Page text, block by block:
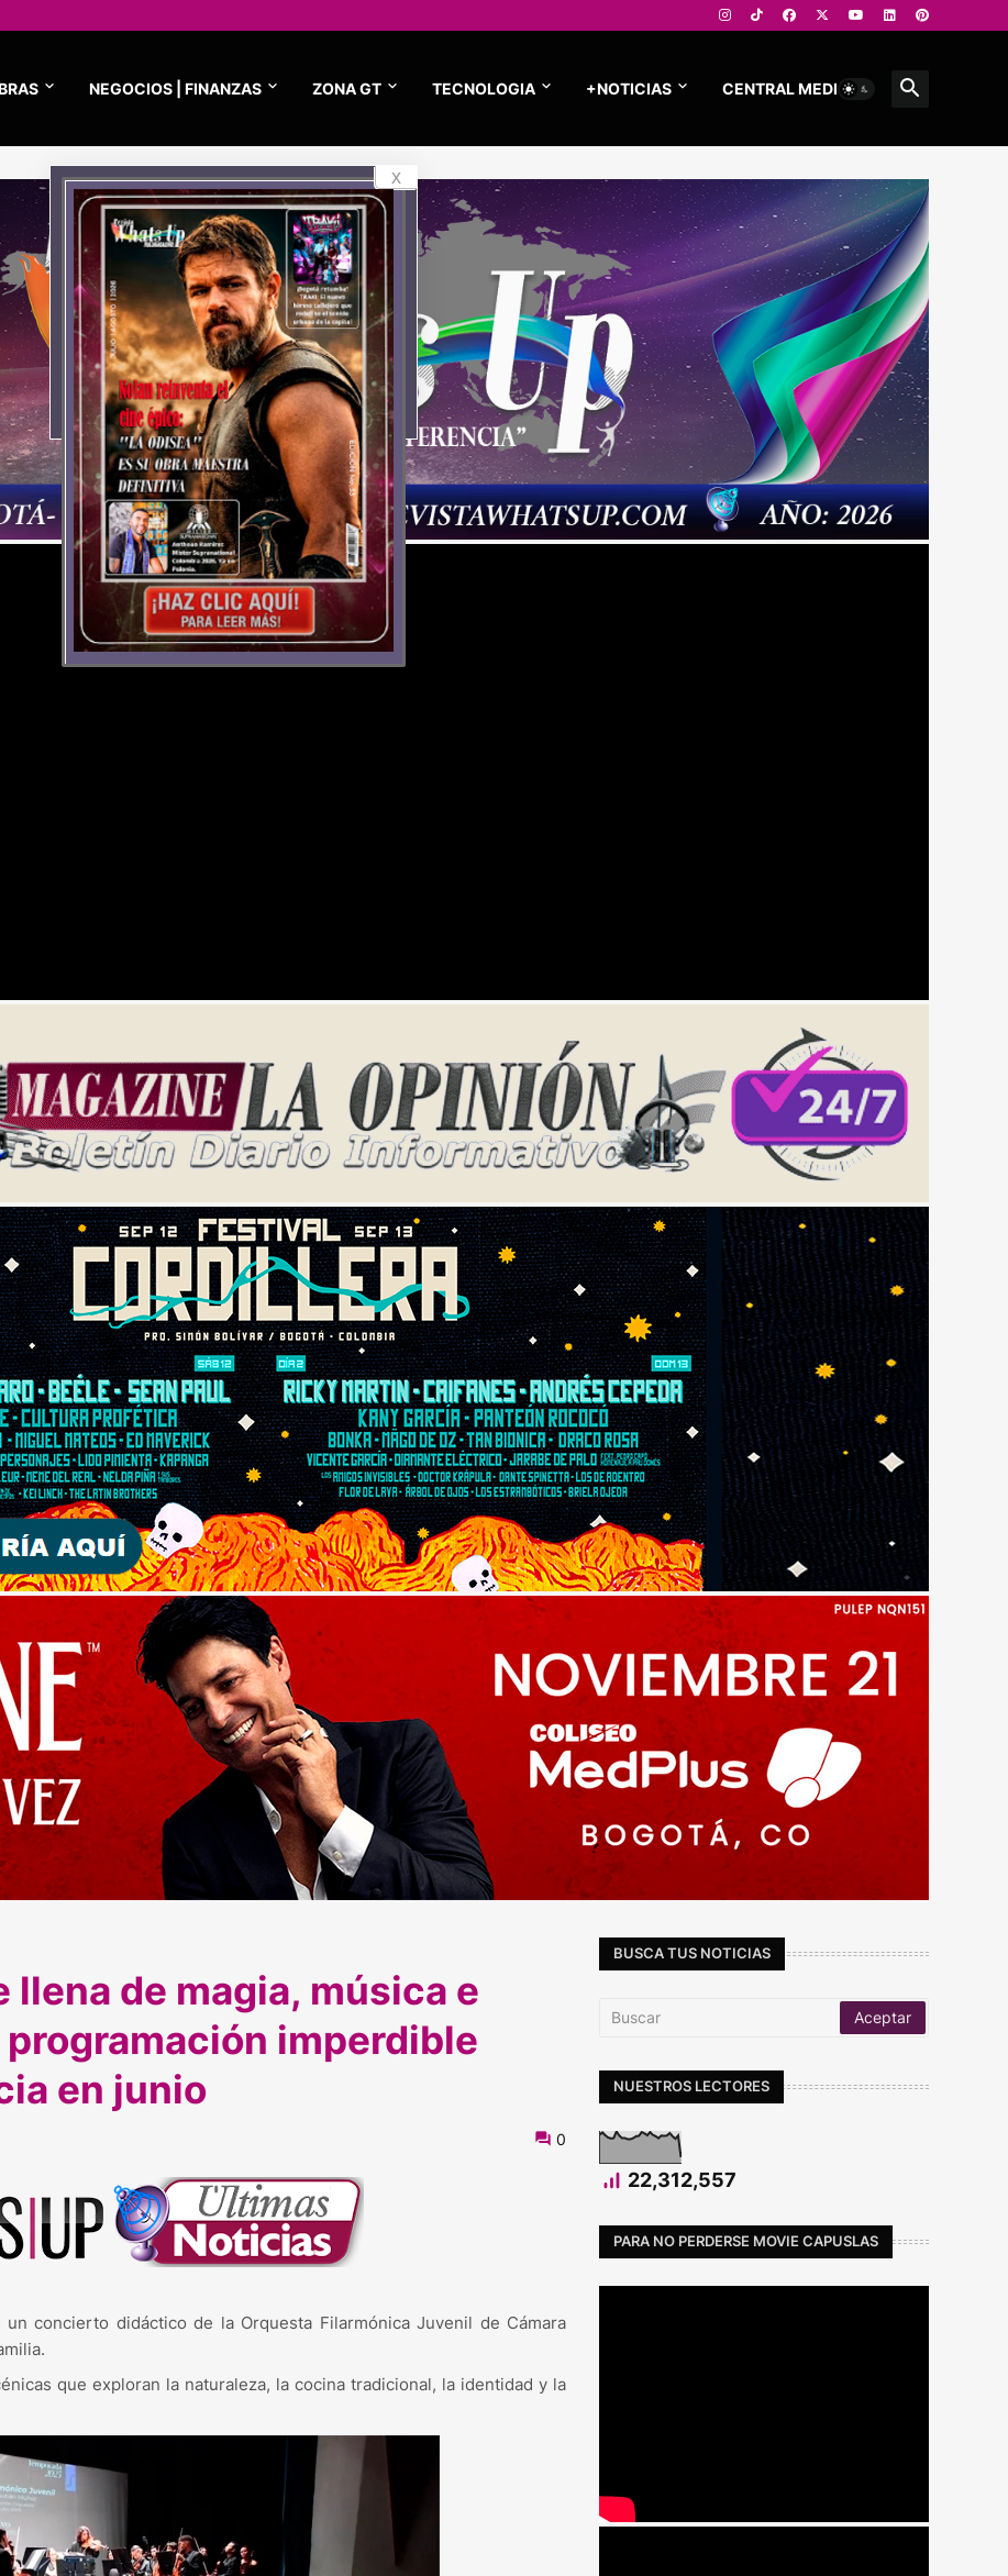
NEGOCIOS | FINANZAS ZONA GT TECNOLOGIA +NOTICIAS CENTRAL MEDIOS
llena de magia, música e
imperdible
en junio
0
concierto didáctico de la Orquesta Filarmónica Juvenil de Cámara
que exploran la naturaleza, la cocina tradicional, la identidad y la
BUSCA TUS NOTICIAS
NUESTROS LECTORES
22,312,557
PARA NO PERDERSE MOVIE CAPUSLAS
x